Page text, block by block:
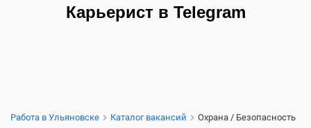
Карьерист в Telegram
Работа в Ульяновске Каталог вакансий Охрана / Безопасность